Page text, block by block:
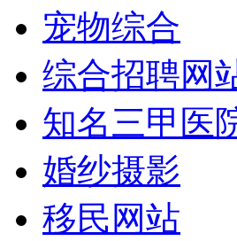
宠物综合
综合招聘网
知名三甲医
婚纱摄影
移民网站